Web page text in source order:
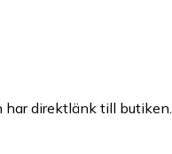
har direktlänk till butiken.